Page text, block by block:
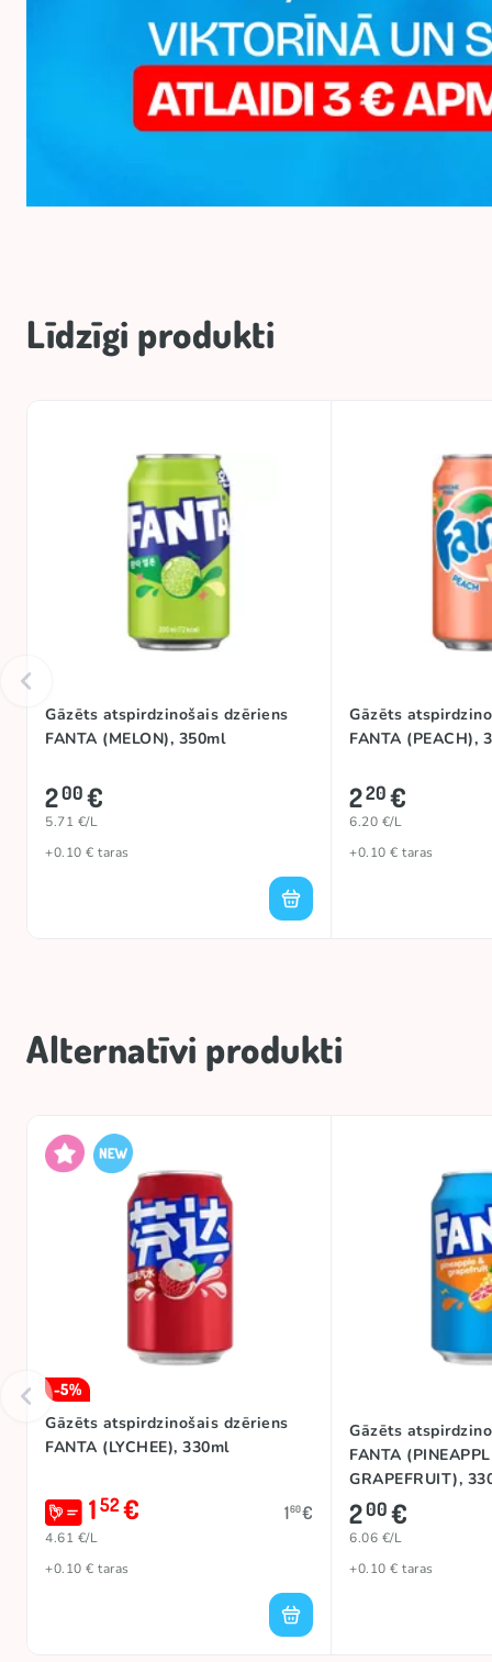
Līdzīgi produkti
Gāzēts atspirdzinošais dzēriens
FANTA (MELON), 350ml
200€
5.71 €/L
+0.10 € taras
Gāzēts
FANTA (PEACH),
220€
6.20 €/L
+0.10 € taras
Alternatīvi produkti
-5%
Gāzēts atspirdzinošais dzēriens
FANTA (LYCHEE), 330ml
152€ 160€
4.61 €/L
+0.10 € taras
Gāzēts
FANTA
GRAPEFRUIT),
200€
6.06 €/L
+0.10 € taras